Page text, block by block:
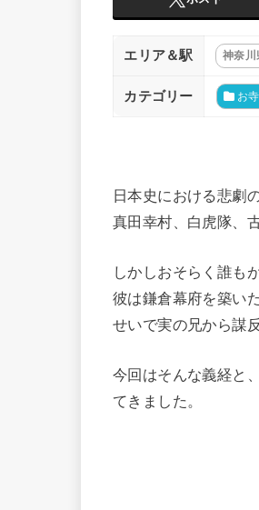
エリア＆駅 神奈川
カテゴリー お
日本史における悲劇
真田幸村、白虎隊、
しかしおそらく誰も
彼は鎌倉幕府を築い
せいで実の兄から謀
今回はそんな義経と
てきました。